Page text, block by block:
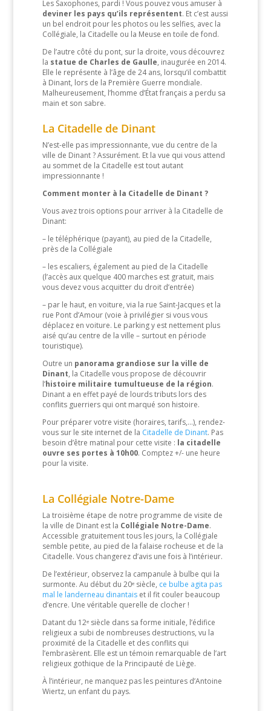
Les Saxophones, pardi ! Vous pouvez vous amuser à
deviner les pays qu’ils représentent. Et c’est aussi
un bel endroit pour les photos ou les selfies, avec la
Collégiale, la Citadelle ou la Meuse en toile de fond.
De l’autre côté du pont, sur la droite, vous découvrez
la statue de Charles de Gaulle, inaugurée en 2014.
Elle le représente à l’âge de 24 ans, lorsqu’il combattit
à Dinant, lors de la Première Guerre mondiale.
Malheureusement, l’homme d’État français a perdu sa
main et son sabre.
La Citadelle de Dinant
N’est-elle pas impressionnante, vue du centre de la
ville de Dinant ? Assurément. Et la vue qui vous attend
au sommet de la Citadelle est tout autant
impressionnante !
Comment monter à la Citadelle de Dinant ?
Vous avez trois options pour arriver à la Citadelle de
Dinant:
– le téléphérique (payant), au pied de la Citadelle,
près de la Collégiale
– les escaliers, également au pied de la Citadelle
(l’accès aux quelque 400 marches est gratuit, mais
vous devez vous acquitter du droit d’entrée)
– par le haut, en voiture, via la rue Saint-Jacques et la
rue Pont d’Amour (voie à privilégier si vous vous
déplacez en voiture. Le parking y est nettement plus
aisé qu’au centre de la ville – surtout en période
touristique).
Outre un panorama grandiose sur la ville de
Dinant, la Citadelle vous propose de découvrir
l’histoire militaire tumultueuse de la région.
Dinant a en effet payé de lourds tributs lors des
conflits guerriers qui ont marqué son histoire.
Pour préparer votre visite (horaires, tarifs,…), rendez-
vous sur le site internet de la Citadelle de Dinant. Pas
besoin d’être matinal pour cette visite : la citadelle
ouvre ses portes à 10h00. Comptez +/- une heure
pour la visite.
La Collégiale Notre-Dame
La troisième étape de notre programme de visite de
la ville de Dinant est la Collégiale Notre-Dame.
Accessible gratuitement tous les jours, la Collégiale
semble petite, au pied de la falaise rocheuse et de la
Citadelle. Vous changerez d’avis une fois à l’intérieur.
De l’extérieur, observez la campanule à bulbe qui la
surmonte. Au début du 20ᵉ siècle, ce bulbe agita pas
mal le landerneau dinantaiset il fit couler beaucoup
d’encre. Une véritable querelle de clocher !
Datant du 12ᵉ siècle dans sa forme initiale, l’édifice
religieux a subi de nombreuses destructions, vu la
proximité de la Citadelle et des conflits qui
l’embrasèrent. Elle est un témoin remarquable de l’art
religieux gothique de la Principauté de Liège.
À l’intérieur, ne manquez pas les peintures d’Antoine
Wiertz, un enfant du pays.